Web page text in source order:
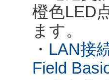
橙色LED
ます。
・ LAN接
Field